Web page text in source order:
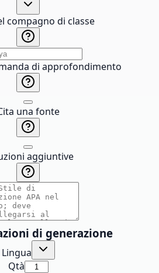
compagno di classe
di approfondimento
una fonte
aggiuntive
di generazione
Lingua
Qtà